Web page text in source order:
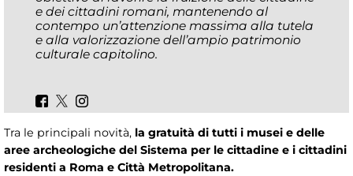
e dei cittadini romani, mantenendo al
contempo un’attenzione massima alla tutela
e alla valorizzazione dell’ampio patrimonio
culturale capitolino.
Tra le principali novità, la gratuità di tutti i musei e delle
aree archeologiche del Sistema per le cittadine e i cittadini
residenti a Roma e Città Metropolitana.